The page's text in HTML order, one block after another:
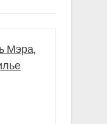
Мэра,